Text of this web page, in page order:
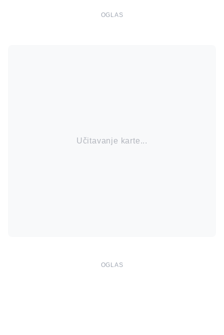
OGLAS
Učitavanje karte...
OGLAS